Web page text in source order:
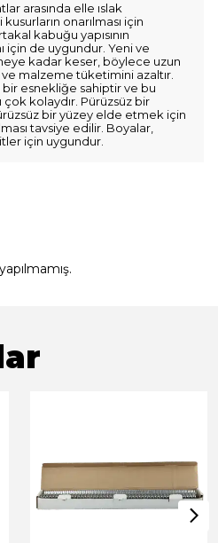
arasında elle ıslak
onarılması için
kabuğu yapısının
için de uygundur. Yeni ve
kadar keser, böylece uzun
malzeme tüketimini azaltır.
esnekliğe sahiptir ve bu
kolaydır. Pürüzsüz bir
bir yüzey elde etmek için
tavsiye edilir. Boyalar,
için uygundur.